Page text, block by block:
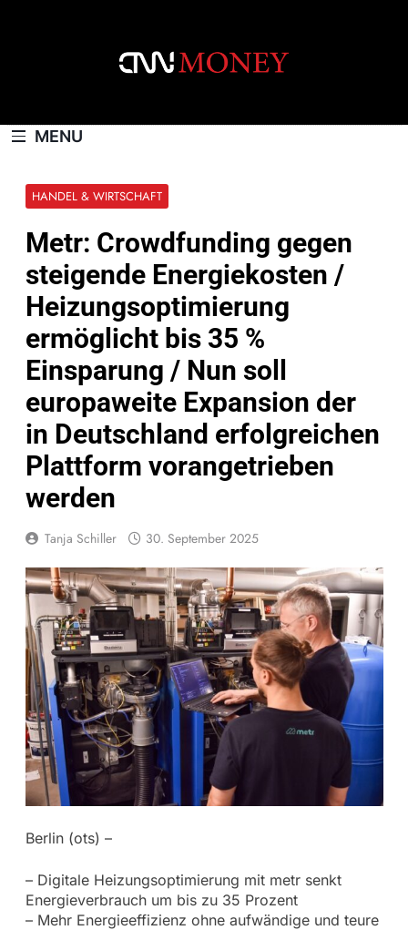
MENU
HANDEL & WIRTSCHAFT
Metr: Crowdfunding gegen
steigende Energiekosten /
Heizungsoptimierung
ermöglicht bis 35 %
Einsparung / Nun soll
europaweite Expansion der
in Deutschland erfolgreichen
Plattform vorangetrieben
werden
Tanja Schiller 30. September 2025
Berlin (ots) –
– Digitale Heizungsoptimierung mit metr senkt
Energieverbrauch um bis zu 35 Prozent
– Mehr Energieeffizienz ohne aufwändige und teure